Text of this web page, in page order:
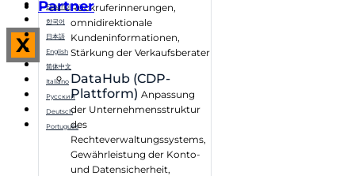
Rückruferinnerungen,
omnidirektionale
Kundeninformationen,
Stärkung der Verkaufsberater
DataHub (CDP-
Plattform) Anpassung
der Unternehmensstruktur
des
Rechteverwaltungssystems,
Gewährleistung der Konto-
und Datensicherheit,
Partner
X
Español
한국어
日本語
English
简体中文
Italiano
Русский
Deutsch
Português